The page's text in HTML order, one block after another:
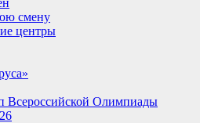
смену
центры
Всероссийской Олимпиады